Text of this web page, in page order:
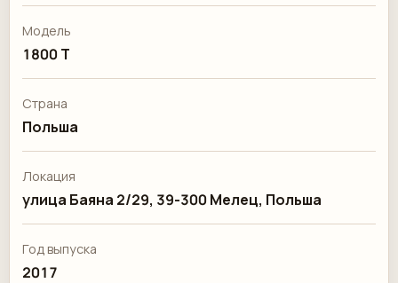
Модель
1800 T
Страна
Польша
Локация
улица Баяна 2/29, 39-300 Мелец, Польша
Год выпуска
2017